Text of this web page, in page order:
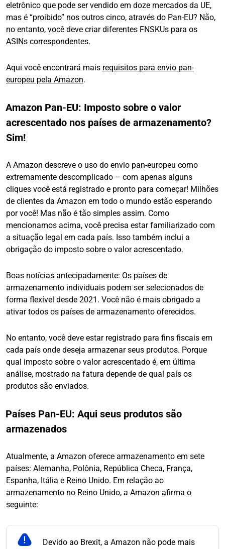
eletrônico que pode ser vendido em doze mercados da UE,
mas é “proibido” nos outros cinco, através do Pan-EU? Não,
no entanto, você deve criar diferentes FNSKUs para os
ASINs correspondentes.
Aqui você encontrará mais requisitos para envio pan-
europeu pela Amazon.
Amazon Pan-EU: Imposto sobre o valor
acrescentado nos países de armazenamento?
Sim!
A Amazon descreve o uso do envio pan-europeu como
extremamente descomplicado – com apenas alguns
cliques você está registrado e pronto para começar! Milhões
de clientes da Amazon em todo o mundo estão esperando
por você! Mas não é tão simples assim. Como
mencionamos acima, você precisa estar familiarizado com
a situação legal em cada país. Isso também inclui a
obrigação do imposto sobre o valor acrescentado.
Boas notícias antecipadamente: Os países de
armazenamento individuais podem ser selecionados de
forma flexível desde 2021. Você não é mais obrigado a
ativar todos os países de armazenamento oferecidos.
No entanto, você deve estar registrado para fins fiscais em
cada país onde deseja armazenar seus produtos. Porque
qual imposto sobre o valor acrescentado é, em última
análise, mostrado na fatura depende de qual país os
produtos são enviados.
Países Pan-EU: Aqui seus produtos são
armazenados
Atualmente, a Amazon oferece armazenamento em sete
países: Alemanha, Polônia, República Checa, França,
Espanha, Itália e Reino Unido. Em relação ao
armazenamento no Reino Unido, a Amazon afirma o
seguinte:
Devido ao Brexit, a Amazon não pode mais